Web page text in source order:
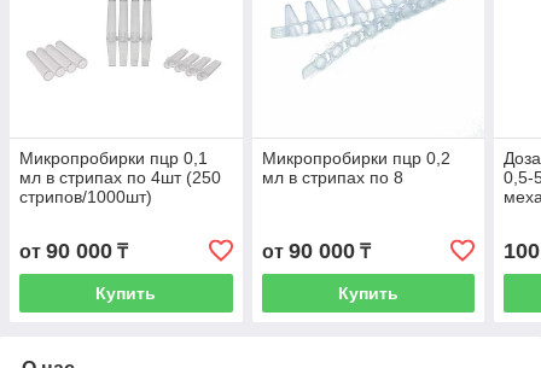
Микропробирки пцр 0,1
мл в стрипах по 4шт (250
стрипов/1000шт)
от 90 000 ₸
Купить
Микропробирки пцр 0,2
мл в стрипах по 8
от 90 000₸
Купить
0,5-